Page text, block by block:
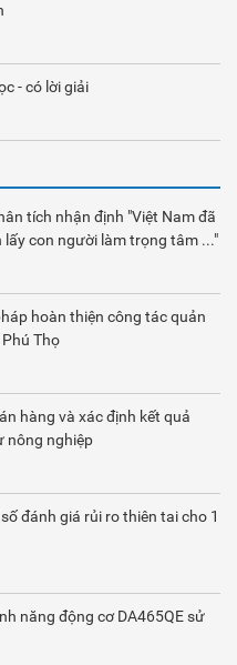
- có lời giải
tích nhận định "Việt Nam đã
con người làm trọng tâm ..."
hoàn thiện công tác quản
Thọ
hàng và xác định kết quả
nông nghiệp
đánh giá rủi ro thiên tai cho 1
năng động cơ DA465QE sử